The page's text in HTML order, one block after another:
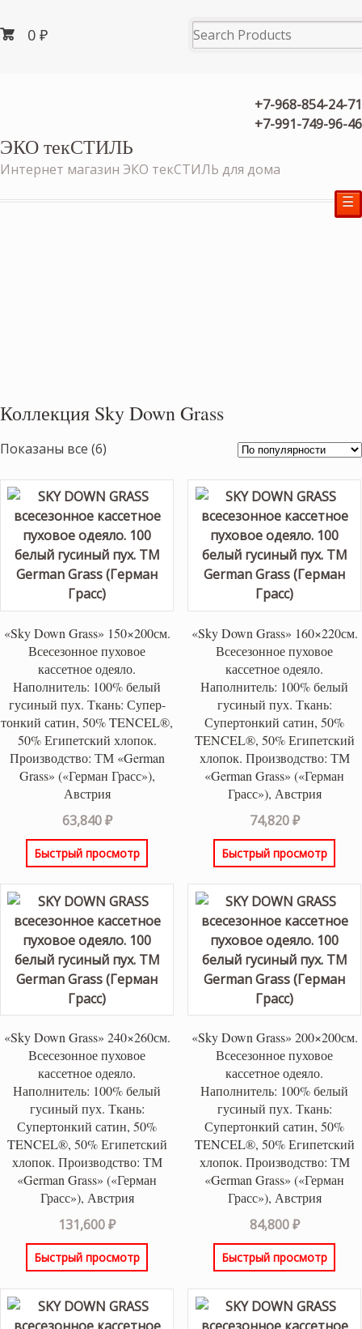
0₽
+7-968-854-24-71
+7-991-749-96-46
ЭКО текСТИЛЬ
Интернет магазин ЭКО текСТИЛЬ для дома
☰
Коллекция Sky Down Grass
Показаны все (6)
популярности
«Sky Down Grass» 150×200см.
Всесезонное пуховое
кассетное одеяло.
Наполнитель: 100% белый
гусиный пух. Ткань: Супер-
тонкий сатин, 50% TENCEL®,
50% Египетский хлопок.
Производство: ТМ «German
Grass» («Герман Грасс»),
Австрия
63,840₽
Быстрый просмотр
«Sky Down Grass» 160×220см.
Всесезонное пуховое
кассетное одеяло.
Наполнитель: 100% белый
гусиный пух. Ткань:
Супертонкий сатин, 50%
TENCEL®, 50% Египетский
хлопок. Производство: ТМ
«German Grass» («Герман
Грасс»), Австрия
74,820₽
Быстрый просмотр
«Sky Down Grass» 240×260см.
Всесезонное пуховое
кассетное одеяло.
Наполнитель: 100% белый
гусиный пух. Ткань:
Супертонкий сатин, 50%
TENCEL®, 50% Египетский
хлопок. Производство: ТМ
«German Grass» («Герман
Грасс»), Австрия
131,600₽
Быстрый просмотр
«Sky Down Grass» 200×200см.
Всесезонное пуховое
кассетное одеяло.
Наполнитель: 100% белый
гусиный пух. Ткань:
Супертонкий сатин, 50%
TENCEL®, 50% Египетский
хлопок. Производство: ТМ
«German Grass» («Герман
Грасс»), Австрия
84,800₽
Быстрый просмотр